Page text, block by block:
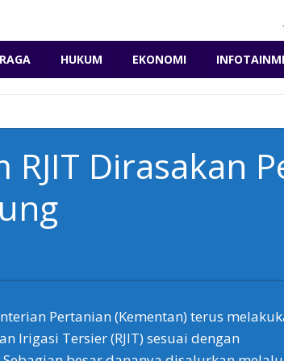
HUKUM EKONOMI
Dirasakan
Pertanian (Kementan) terus
Irigasi Tersier (RJIT) sesuai dengan